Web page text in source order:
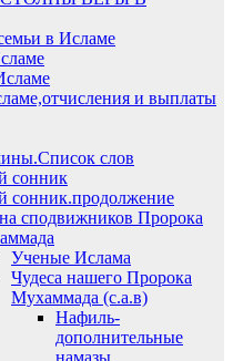
в Исламе
и выплаты
слов
сонник
сонник.продолжение
сподвижников Пророка
Ученые Ислама
Чудеса нашего Пророка
Мухаммада (с.а.в)
Нафиль-
дополнительные